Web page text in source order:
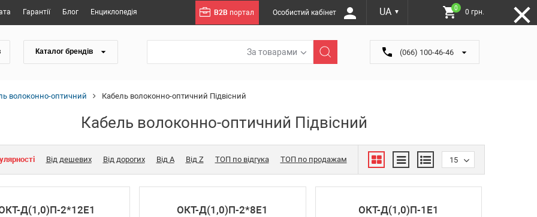
Гарантії Блог Енциклопедія B2B портал Особистий кабінет UA ▼
0 0 грн.
Каталог брендів За товарами (066) 100-46-46
волоконно-оптичний Кабель волоконно-оптичний Підвісний
Кабель волоконно-оптичний Підвісний
Від дешевих Від дорогих Від A Від Z ТОП по відгука ТОП по продажам 15
Д(1,0)П-2*12Е1 ОКТ-Д(1,0)П-2*8Е1 ОКТ-Д(1,0)П-1Е1